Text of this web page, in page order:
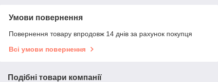
Умови повернення
Повернення товару впродовж 14 днів за рахунок покупця
Всі умови повернення
Подібні товари компанії